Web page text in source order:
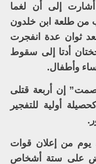
إلى أن لغما
من طلعة ابن خلدون
ثوان عدة انفجرت
أدتا إلى سقوط
وأطفال.
إن أربعة قتلى
أولية للتفجير
يوم من إعلان قوات
على ستة أشخاص